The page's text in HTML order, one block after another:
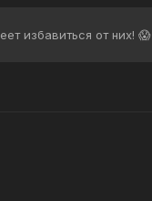
избавиться от них! 😱